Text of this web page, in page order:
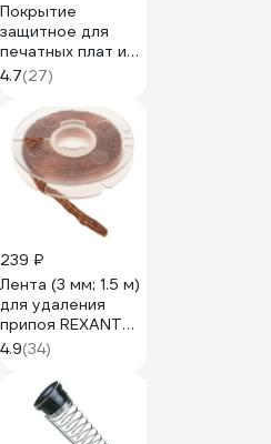
Покрытие
защитное для
печатных плат и
электронных
компонентов
Plastik-71 150 мл
Solins 0L-
00028463
4.7(27)
239 ₽
Лента (3 мм; 1.5 м)
для удаления
припоя REXANT
медная 09-3004
4.9(34)